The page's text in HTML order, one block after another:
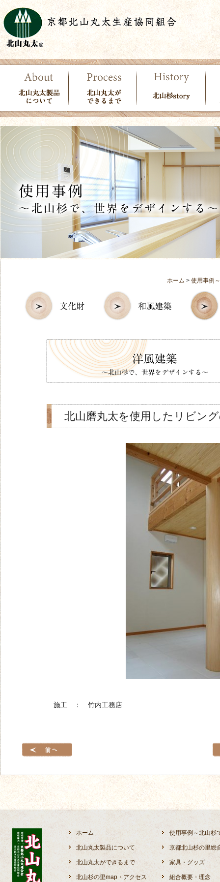
北山丸太製品につい
て
北山丸太ができる
まで
北山杉story
使
ホーム > 使用事例
北山磨丸太を使用したリビン
施工 ： 竹内工務店
ホーム
北山丸太製品について
北山丸太ができるまで
北山杉の里map・アクセス
使用事例～北山杉
京都北山杉の里総
家具・グッズ
組合概要・理念